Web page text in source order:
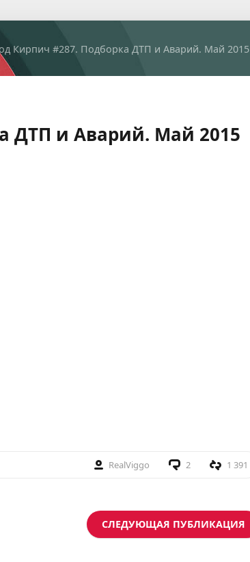
Кирпич #287. Подборка ДТП и Аварий. Май 2015
ДТП и Аварий. Май 2015
RealViggo 2 1 391
СЛЕДУЮЩАЯ ПУБЛИКАЦИЯ